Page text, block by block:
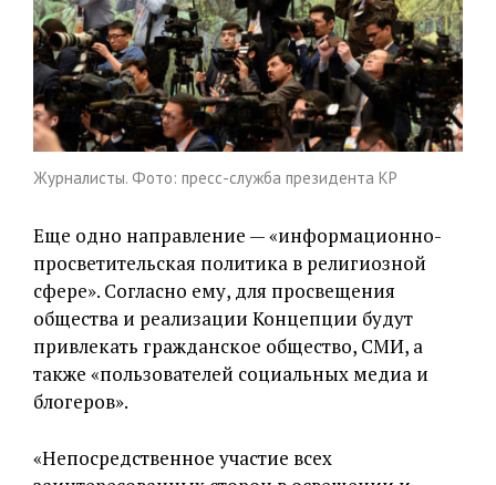
Журналисты. Фото: пресс-служба президента КР
Еще одно направление — «информационно-
просветительская политика в религиозной
сфере». Согласно ему, для просвещения
общества и реализации Концепции будут
привлекать гражданское общество, СМИ, а
также «пользователей социальных медиа и
блогеров».
«Непосредственное участие всех